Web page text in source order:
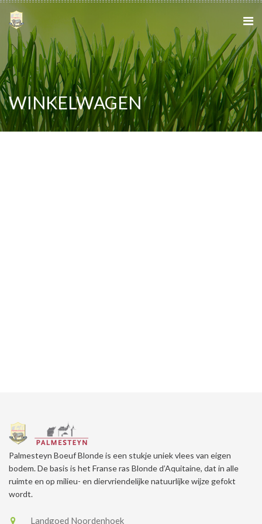
WINKELWAGEN
Palmesteyn Boeuf Blonde is een stukje uniek vlees van eigen
bodem. De basis is het Franse ras Blonde d’Aquitaine, dat in alle
ruimte en op milieu- en diervriendelijke natuurlijke wijze gefokt
wordt.
Landgoed Noordenhoek